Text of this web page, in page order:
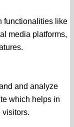
functionalities like
media platforms,
and analyze
which helps in
visitors.